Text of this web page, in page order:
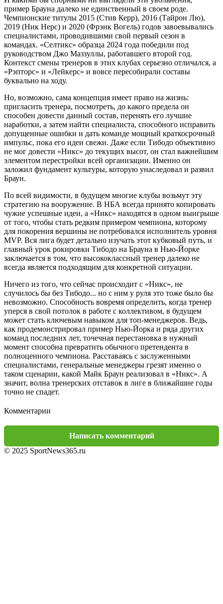
пример Брауна далеко не единственный в своем роде.
Чемпионские титулы 2015 (Стив Керр), 2016 (Тайрон Лю),
2019 (Ник Нерс) и 2020 (Фрэнк Вогель) годов завоевывались
специалистами, проводившими свой первый сезон в
командах. «Селтикс» образца 2024 года победили под
руководством Джо Маззуллы, работавшего второй год.
Контекст смены тренеров в этих клубах серьезно отличался, а
«Рэпторс» и «Лейкерс» и вовсе пересобирали составы
буквально на ходу.
Но, возможно, сама концепция имеет право на жизнь:
пригласить тренера, посмотреть, до какого предела он
способен довести данный состав, перенять его лучшие
наработки, а затем найти специалиста, способного исправить
допущенные ошибки и дать команде мощный краткосрочный
импульс, пока его идеи свежи. Даже если Тибодо объективно
не мог довести «Никс» до текущих высот, он стал важнейшим
элементом перестройки всей организации. Именно он
заложил фундамент культуры, которую унаследовал и развил
Браун.
По всей видимости, в будущем многие клубы возьмут эту
стратегию на вооружение. В НБА всегда принято копировать
чужие успешные идеи, а «Никс» находятся в одном выигрыше
от того, чтобы стать редким примером чемпиона, которому
для покорения вершины не потребовался исполнитель уровня
MVP. Вся лига будет детально изучать этот кубковый путь, и
главный урок рокировки Тибодо на Брауна в Нью-Йорке
заключается в том, что высококлассный тренер далеко не
всегда является подходящим для конкретной ситуации.
Ничего из того, что сейчас происходит с «Никс», не
случилось бы без Тибодо... но с ним у руля это тоже было бы
невозможно. Способность вовремя определить, когда тренер
уперся в свой потолок в работе с коллективом, в будущем
может стать ключевым навыком для топ-менеджеров. Ведь,
как продемонстрировал пример Нью-Йорка и ряда других
команд последних лет, точечная перестановка в нужный
момент способна превратить обычного претендента в
полноценного чемпиона. Расставаясь с заслуженными
специалистами, генеральные менеджеры грезят именно о
таком сценарии, какой Майк Браун реализовал в «Никс». А
значит, волна тренерских отставок в лиге в ближайшие годы
точно не спадет.
Комментарии
Написать комментарий
© 2025 SportNews365.ru